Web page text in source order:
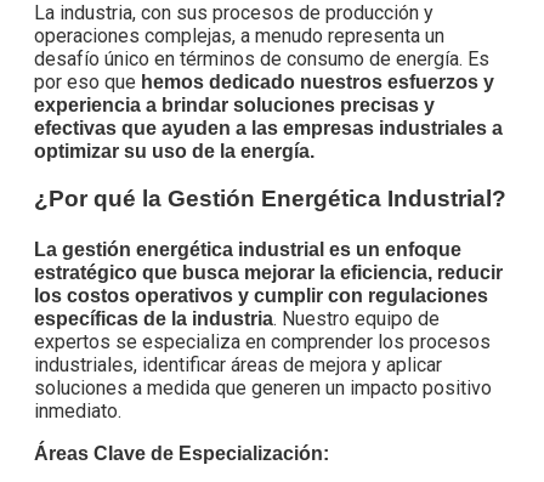
La industria, con sus procesos de producción y
operaciones complejas, a menudo representa un
desafío único en términos de consumo de energía. Es
por eso que hemos dedicado nuestros esfuerzos y
experiencia a brindar soluciones precisas y
efectivas que ayuden a las empresas industriales a
optimizar su uso de la energía.
¿Por qué la Gestión Energética Industrial?
La gestión energética industrial es un enfoque
estratégico que busca mejorar la eficiencia, reducir
los costos operativos y cumplir con regulaciones
específicas de la industria. Nuestro equipo de
expertos se especializa en comprender los procesos
industriales, identificar áreas de mejora y aplicar
soluciones a medida que generen un impacto positivo
inmediato.
Áreas Clave de Especialización: